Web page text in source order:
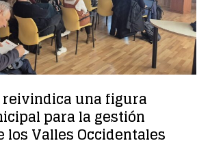
reivindica una figura
para la gestión
los Valles Occidentales